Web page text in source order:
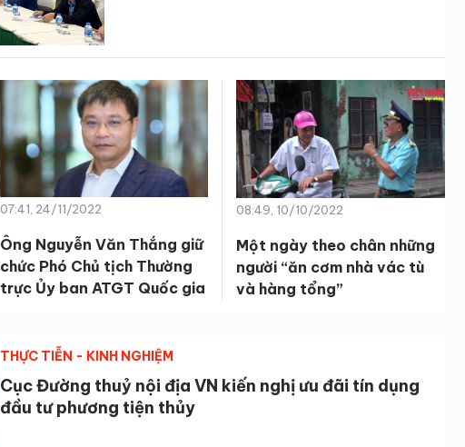
07:41, 24/11/2022
Ông Nguyễn Văn Thắng giữ
chức Phó Chủ tịch Thường
trực Ủy ban ATGT Quốc gia
08:49, 10/10/2022
Một ngày theo chân những
người “ăn cơm nhà vác tù
và hàng tổng”
THỰC TIỄN - KINH NGHIỆM
Cục Đường thuỷ nội địa VN kiến nghị ưu đãi tín dụng
đầu tư phương tiện thủy